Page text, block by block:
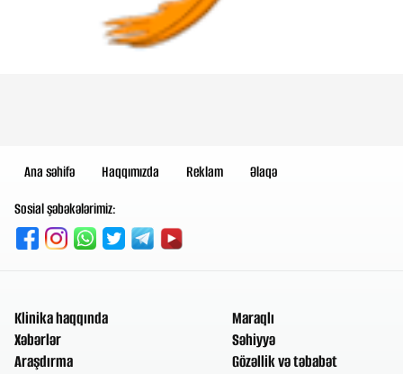
Ana səhifə Haqqımızda Reklam
Əlaqə
Sosial şəbəkələrimiz:
Klinika haqqında
Xəbərlər
Araşdırma
Maraqlı
Səhiyyə
Gözəllik və təbabət